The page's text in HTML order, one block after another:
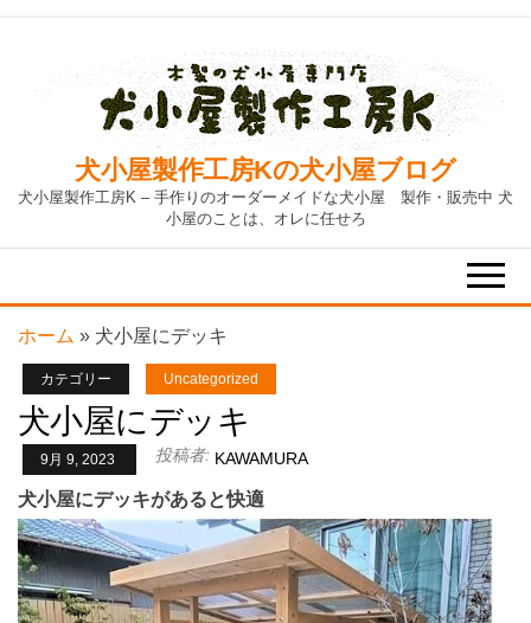
content
犬小屋製作工房Kの犬小屋ブログ
犬小屋製作工房K – 手作りのオーダーメイドな犬小屋 製作・販売中 犬
小屋のことは、オレに任せろ
ホーム » 犬小屋にデッキ
カテゴリー Uncategorized
犬小屋にデッキ
9月 9, 2023 投稿者: KAWAMURA
犬小屋にデッキがあると快適